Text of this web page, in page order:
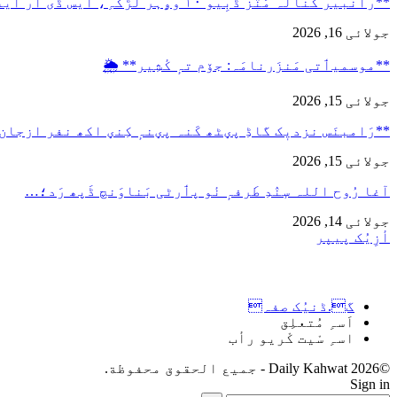
جولائی 16, 2026
**موسمیٲتی مَنزَرنامَہ: جۆم تہٕ کٔشِیر** 🌦️
جولائی 15, 2026
**رَامبنَس نزدیٖک گاڈِ پؠٹھ کَنہ پؠنہٕ کِنؠ اکھ نفر
جولائی 15, 2026
آغا رُوح اللہ سٕنٛدِ طَرفہٕ نٔو پٲرٹی بَناوَنچ ڈَپھ رَد؛…
جولائی 14, 2026
أزِیُک پیپر
گ.ڈنیُک صفہ
اَسہِ مُتعلِق
اسہِ سْیت کْریو رأب
©2026 Daily Kahwat - جميع الحقوق محفوظة.
Sign in